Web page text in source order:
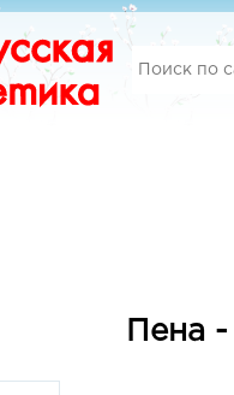
Пена